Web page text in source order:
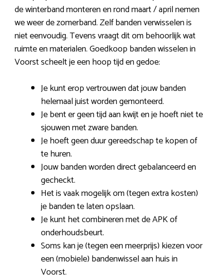
de winterband monteren en rond maart / april nemen
we weer de zomerband. Zelf banden verwisselen is
niet eenvoudig. Tevens vraagt dit om behoorlijk wat
ruimte en materialen. Goedkoop banden wisselen in
Voorst scheelt je een hoop tijd en gedoe:
Je kunt erop vertrouwen dat jouw banden
helemaal juist worden gemonteerd.
Je bent er geen tijd aan kwijt en je hoeft niet te
sjouwen met zware banden.
Je hoeft geen duur gereedschap te kopen of
te huren.
Jouw banden worden direct gebalanceerd en
gecheckt.
Het is vaak mogelijk om (tegen extra kosten)
je banden te laten opslaan.
Je kunt het combineren met de APK of
onderhoudsbeurt.
Soms kan je (tegen een meerprijs) kiezen voor
een (mobiele) bandenwissel aan huis in
Voorst.